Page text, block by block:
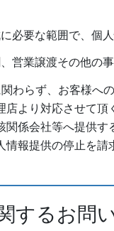
必要な範囲で、個
営業譲渡その他の
わらず、お客様へ
店より対応させて
関係会社等へ提供
報提供の停止を請
するお問